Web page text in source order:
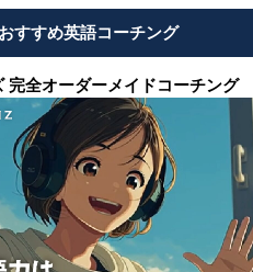
おすすめ英語コーチング
完全オーダーメイドコーチング